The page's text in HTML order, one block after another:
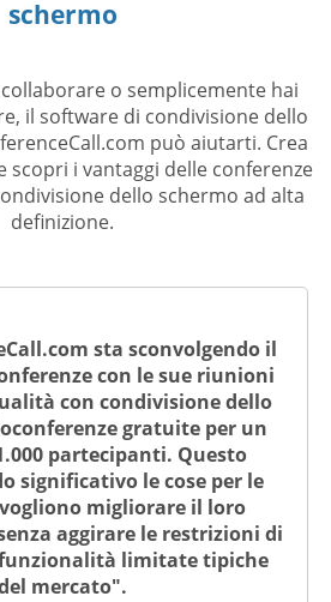
schermo
o semplicemente hai
il software di condivisione dello
può aiutarti. Crea
scopri i vantaggi delle conferenze
dello schermo ad alta
definizione.
sta sconvolgendo il
con le sue riunioni
con condivisione dello
gratuite per un
partecipanti. Questo
significativo le cose per le
migliorare il loro
aggirare le restrizioni di
limitate tipiche
mercato".